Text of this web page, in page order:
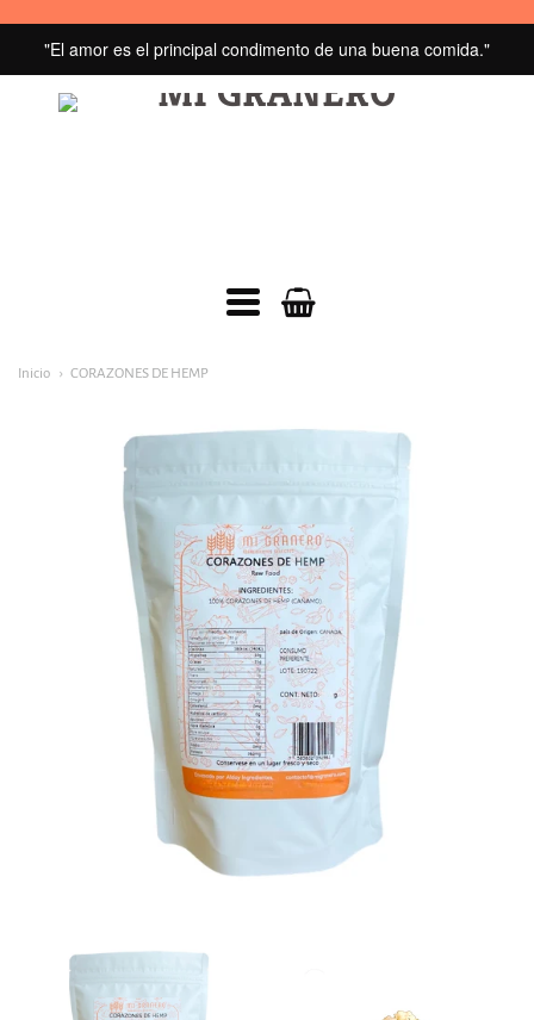
"El amor es el principal condimento de una buena comida."
MI
Menú
principal
Inicio CORAZONES DE HEMP